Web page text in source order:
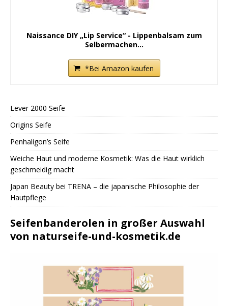
Naissance DIY „Lip Service“ - Lippenbalsam zum
Selbermachen...
*Bei Amazon kaufen
Lever 2000 Seife
Origins Seife
Penhaligon’s Seife
Weiche Haut und moderne Kosmetik: Was die Haut wirklich
geschmeidig macht
Japan Beauty bei TRENA – die japanische Philosophie der
Hautpflege
Seifenbanderolen in großer Auswahl
von naturseife-und-kosmetik.de